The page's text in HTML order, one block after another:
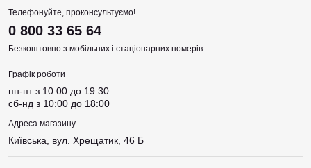
Телефонуйте, проконсультуємо!
0 800 33 65 64
Безкоштовно з мобільних і стаціонарних номерів
Графік роботи
пн-пт з 10:00 до 19:30
сб-нд з 10:00 до 18:00
Адреса магазину
Київська, вул. Хрещатик, 46 Б